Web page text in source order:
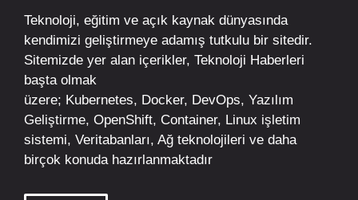
Teknoloji, eğitim ve açık kaynak dünyasında
kendimizi geliştirmeye adamış tutkulu bir sitedir.
Sitemizde yer alan içerikler, Teknoloji Haberleri
başta olmak
üzere; Kubernetes, Docker, DevOps, Yazılım
Geliştirme, OpenShift, Container, Linux işletim
sistemi, Veritabanları, Ağ teknolojileri ve daha
birçok konuda hazırlanmaktadır